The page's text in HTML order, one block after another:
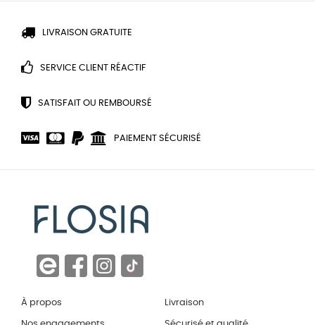
LIVRAISON GRATUITE
SERVICE CLIENT RÉACTIF
SATISFAIT OU REMBOURSÉ
PAIEMENT SÉCURISÉ
À propos Livraison